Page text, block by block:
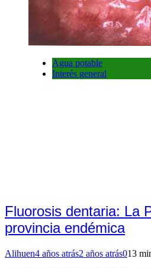
Agua potable
Interés general
Fluorosis dentaria: La
provincia endémica
Alihuen4 años atrás2 años atrás013